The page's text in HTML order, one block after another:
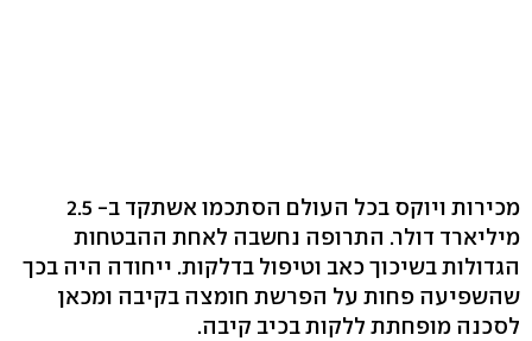
מכירות ויוקס בכל העולם הסתכמו אשתקד ב- 2.5
מיליארד דולר. התרופה נחשבה לאחת ההבטחות
הגדולות בשיכוך כאב וטיפול בדלקות. ייחודה היה בכך
שהשפיעה פחות על הפרשת חומצה בקיבה ומכאן
לסכנה מופחתת ללקות בכיב קיבה.